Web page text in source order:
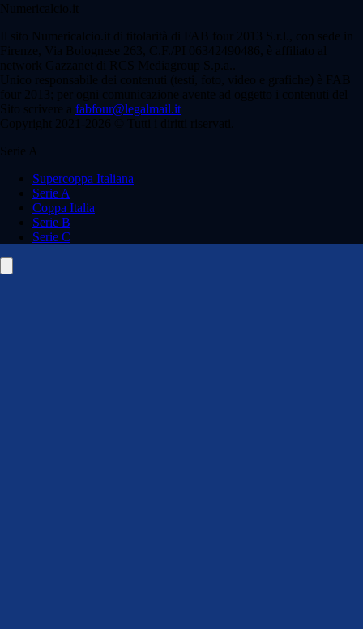
Numericalcio.it
Il sito Numericalcio.it di titolarità di FAB four 2013 S.r.l., con sede in
Firenze, Via Bolognese 263, C.F./PI 06342490486, è affiliato al
network Gazzanet di RCS Mediagroup S.p.a..
Unico responsabile dei contenuti (testi, foto, video e grafiche) è FAB
four 2013; per ogni comunicazione avente ad oggetto i contenuti del
Sito scrivere a fabfour@legalmail.it
Copyright 2021-2026 © Tutti i diritti riservati.
Serie A
Supercoppa Italiana
Serie A
Coppa Italia
Serie B
Serie C